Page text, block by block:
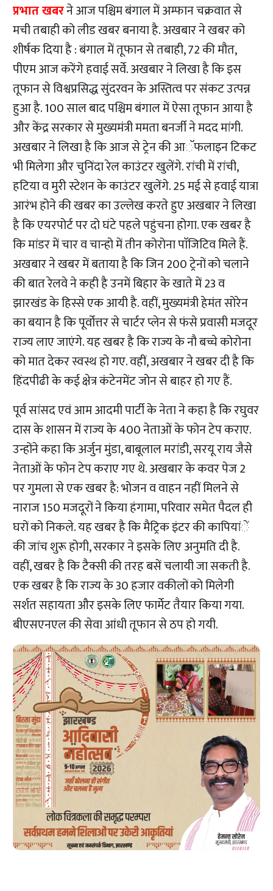
प्रभात खबरने आज पश्चिम बंगाल में अम्फान चक्रवात से
मची तबाही को लीड खबर बनाया है. अखबार ने खबर को
शीर्षक दिया है : बंगाल में तूफान से तबाही, 72 की मौत,
पीएम आज करेंगे हवाई सर्वे. अखबार ने लिखा है कि इस
तूफान से विश्वप्रसिद्ध सुंदरवन के अस्तित्व पर संकट उत्पन्न
हुआ है. 100 साल बाद पश्चिम बंगाल में ऐसा तूफान आया है
और केंद्र सरकार से मुख्यमंत्री ममता बनर्जी ने मदद मांगी.
अखबार ने लिखा है कि आज से ट्रेन की आॅफलाइन टिकट
भी मिलेगा और चुनिंदा रेल काउंटर खुलेंगे. रांची में रांची,
हटिया व मुरी स्टेशन के काउंटर खुलेंगे. 25 मई से हवाई यात्रा
आरंभ होने की खबर का उल्लेख करते हुए अखबार ने लिखा
है कि एयरपोर्ट पर दो घंटे पहले पहुंचना होगा. एक खबर है
कि मांडर में चार व चान्हो में तीन कोरोना पाॅजिटिव मिले हैं.
अखबार ने खबर में बताया है कि जिन 200 ट्रेनों को चलाने
की बात रेलवे ने कही है उनमें बिहार के खाते में 23 व
झारखंड के हिस्से एक आयी है. वहीं, मुख्यमंत्री हेमंत सोरेन
का बयान है कि पूर्वोत्तर से चार्टर प्लेन से फंसे प्रवासी मजदूर
राज्य लाए जाएंगे. यह खबर है कि राज्य के नौ बच्चे कोरोना
को मात देकर स्वस्थ हो गए. वहीं, अखबार ने खबर दी है कि
हिंदपीढी के कई क्षेत्र कंटेनमेंट जोन से बाहर हो गए हैं.
पूर्व सांसद एवं आम आदमी पार्टी के नेता ने कहा है कि रघुवर
दास के शासन में राज्य के 400 नेताओं के फोन टेप कराए.
उन्होंने कहा कि अर्जुन मुंडा, बाबूलाल मरांडी, सरयू राय जैसे
नेताओं के फोन टेप कराए गए थे. अखबार के कवर पेज 2
पर गुमला से एक खबर है: भोजन व वाहन नहीं मिलने से
नाराज 150 मजदूरों ने किया हंगामा, परिवार समेत पैदल ही
घरों को निकले. यह खबर है कि मैट्रिक इंटर की कापियांें
की जांच शुरू होगी, सरकार ने इसके लिए अनुमति दी है.
वहीं, खबर है कि टैक्सी की तरह बसें चलायी जा सकती है.
एक खबर है कि राज्य के 30 हजार वकीलों को मिलेगी
सर्शत सहायता और इसके लिए फार्मेट तैयार किया गया.
बीएसएनएल की सेवा आंधी तूफान से ठप हो गयी.